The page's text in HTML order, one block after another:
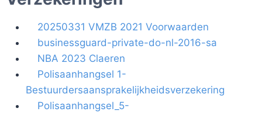
20250331 VMZB 2021 Voorwaarden
businessguard-private-do-nl-2016-sa
NBA 2023 Claeren
Polisaanhangsel 1-
Bestuurdersaansprakelijkheidsverzekering
Polisaanhangsel_5-